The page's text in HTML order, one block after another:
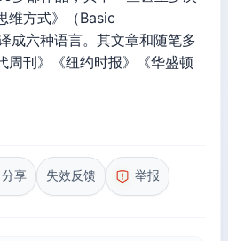
维方式》（Basic
成六种语言。其文章和随笔多
周刊》《纽约时报》《华盛顿
分享 失效反馈 举报